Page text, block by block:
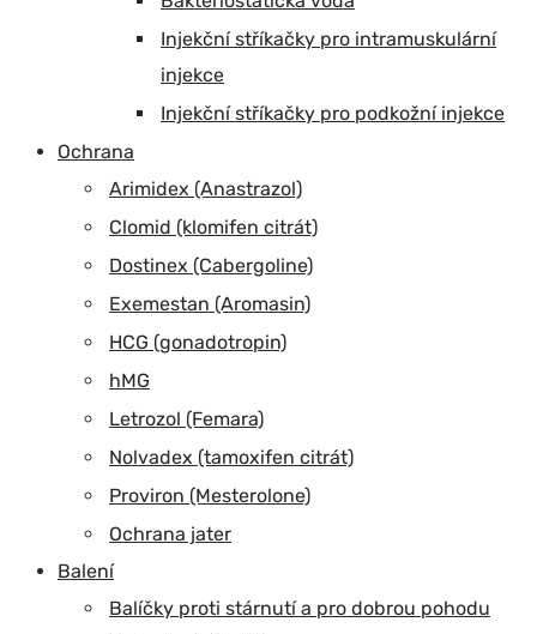
Injekční stříkačky pro intramuskulární
injekce
Injekční stříkačky pro podkožní injekce
Ochrana
Arimidex (Anastrazol)
Clomid (klomifen citrát)
Dostinex (Cabergoline)
Exemestan (Aromasin)
HCG (gonadotropin)
hMG
Letrozol (Femara)
Nolvadex (tamoxifen citrát)
Proviron (Mesterolone)
Ochrana jater
Balení
Balíčky proti stárnutí a pro dobrou pohodu